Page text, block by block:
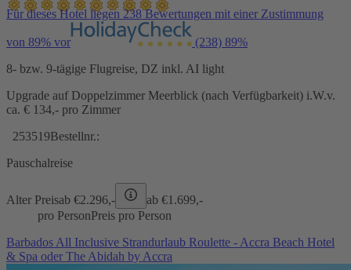
Für dieses Hotel liegen 238 Bewertungen mit einer Zustimmung
von 89% vor (238) 89%
8- bzw. 9-tägige Flugreise, DZ inkl. AI light
Upgrade auf Doppelzimmer Meerblick (nach Verfügbarkeit) i.W.v.
ca. € 134,- pro Zimmer
253519Bestellnr.:
Pauschalreise
Alter Preisab €2.296,- ab €1.699,-
pro PersonPreis pro Person
Barbados All Inclusive Strandurlaub Roulette - Accra Beach Hotel
& Spa oder The Abidah by Accra